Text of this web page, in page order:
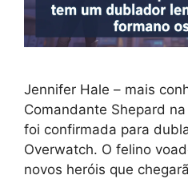
Jennifer Hale – mais
Comandante Shepard
foi confirmada para
Overwatch. O felino
novos heróis que